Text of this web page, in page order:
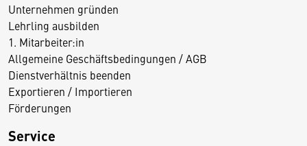
Unternehmen gründen
Lehrling ausbilden
1. Mitarbeiter:in
Allgemeine Geschäftsbedingungen / AGB
Dienstverhältnis beenden
Exportieren / Importieren
Förderungen
Service